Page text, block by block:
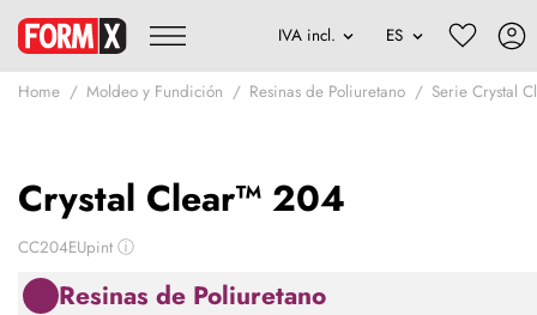
Home Moldeo y Fundición Resinas de Poliuretano Serie Crystal
Crystal Clear™ 204
CC204EUpint ⓘ
Resinas de Poliuretano